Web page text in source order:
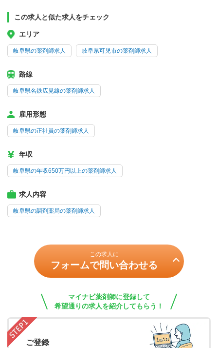
この求人と似た求人をチェック
エリア
岐阜県の薬剤師求人 岐阜県可児市の薬剤師求人
路線
岐阜県名鉄広見線の薬剤師求人
雇用形態
岐阜県の正社員の薬剤師求人
年収
岐阜県の年収650万円以上の薬剤師求人
求人内容
岐阜県の調剤薬局の薬剤師求人
この求人に
フォームで問い合わせる
マイナビ薬剤師に登録して
希望通りの求人を紹介してもらう！
ご登録